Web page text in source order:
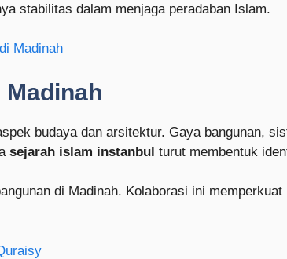
stabilitas dalam menjaga peradaban Islam.
Madinah
budaya dan arsitektur. Gaya bangunan,
sejarah islam instanbul turut membentuk
di Madinah. Kolaborasi ini